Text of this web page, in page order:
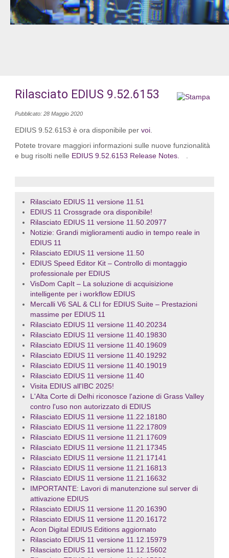
Rilasciato EDIUS 9.52.6153
Pubblicato: 28 Maggio 2020
EDIUS 9.52.6153 è ora disponibile per voi.
Potete trovare maggiori informazioni sulle nuove funzionalità
e bug risolti nelle EDIUS 9.52.6153 Release Notes. .
Rilasciato EDIUS 11 versione 11.51
EDIUS 11 Crossgrade ora disponibile!
Rilasciato EDIUS 11 versione 11.50.20977
Notizie: Grandi miglioramenti audio in tempo reale in
EDIUS 11
Rilasciato EDIUS 11 versione 11.50
EDIUS Speed Editor Kit – Controllo di montaggio
professionale per EDIUS
VisDom CapIt – La soluzione di acquisizione
intelligente per i workflow EDIUS
Mercalli V6 SAL & CLI for EDIUS Suite – Prestazioni
massime per EDIUS 11
Rilasciato EDIUS 11 versione 11.40.20234
Rilasciato EDIUS 11 versione 11.40.19830
Rilasciato EDIUS 11 versione 11.40.19609
Rilasciato EDIUS 11 versione 11.40.19292
Rilasciato EDIUS 11 versione 11.40.19019
Rilasciato EDIUS 11 versione 11.40
Visita EDIUS all'IBC 2025!
L'Alta Corte di Delhi riconosce l'azione di Grass Valley
contro l'uso non autorizzato di EDIUS
Rilasciato EDIUS 11 versione 11.22.18180
Rilasciato EDIUS 11 versione 11.22.17809
Rilasciato EDIUS 11 versione 11.21.17609
Rilasciato EDIUS 11 versione 11.21.17345
Rilasciato EDIUS 11 versione 11.21.17141
Rilasciato EDIUS 11 versione 11.21.16813
Rilasciato EDIUS 11 versione 11.21.16632
IMPORTANTE: Lavori di manutenzione sul server di
attivazione EDIUS
Rilasciato EDIUS 11 versione 11.20.16390
Rilasciato EDIUS 11 versione 11.20.16172
Acon Digital EDIUS Editions aggiornato
Rilasciato EDIUS 11 versione 11.12.15979
Rilasciato EDIUS 11 versione 11.12.15602